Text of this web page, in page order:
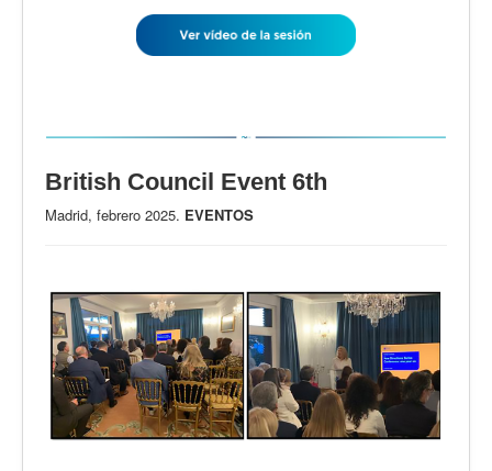
British Council Event 6th
Madrid, febrero 2025. EVENTOS